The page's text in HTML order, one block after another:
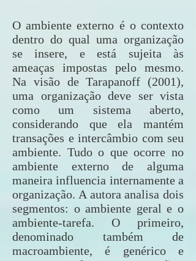
O ambiente externo é o contexto
dentro do qual uma organização
se insere, e está sujeita às
ameaças impostas pelo mesmo.
Na visão de Tarapanoff (2001),
uma organização deve ser vista
como um sistema aberto,
considerando que ela mantém
transações e intercâmbio com seu
ambiente. Tudo o que ocorre no
ambiente externo de alguma
maneira influencia internamente a
organização. A autora analisa dois
segmentos: o ambiente geral e o
ambiente-tarefa. O primeiro,
denominado também de
macroambiente, é genérico e